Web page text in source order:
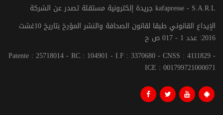
جريدة إلكترونية مستقلة تصدر عن الشركة kafapresse - S.A.R.L
الإيداع القانوني طبقا لقانون الصحافة والنشر المؤرخ بتاريخ 10غشت
2016: عدد 1 - 017 ص ح
Patente : 25718014 - RC : 104901 - I.F : 3370680 - CNSS : 4111829 -
ICE : 001799721000071